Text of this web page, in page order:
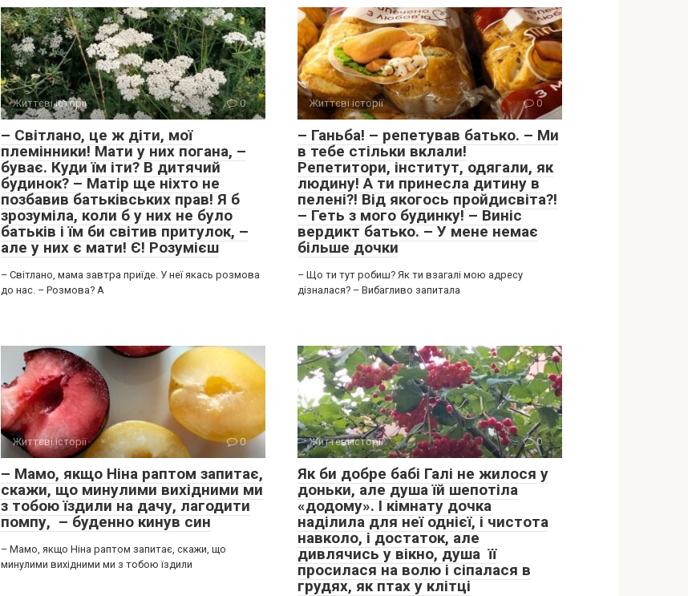
Життєві історії 0
– Світлано, це ж діти, мої
племінники! Мати у них погана, –
буває. Куди їм іти? В дитячий
будинок? – Матір ще ніхто не
позбавив батьківських прав! Я б
зрозуміла, коли б у них не було
батьків і їм би світив притулок, –
але у них є мати! Є! Розумієш
– Світлано, мама завтра приїде. У неї якась розмова
до нас. – Розмова? А
Життєві історії 0
– Ганьба! – репетував батько. – Ми
в тебе стільки вклали!
Репетитори, інститут, одягали, як
людину! А ти принесла дитину в
пелені?! Від якогось пройдисвіта?!
– Геть з мого будинку! – Виніс
вердикт батько. – У мене немає
більше дочки
– Що ти тут робиш? Як ти взагалі мою адресу
дізналася? – Вибагливо запитала
Життєві історії 0
– Мамо, якщо Ніна раптом запитає,
скажи, що минулими вихідними ми
з тобою їздили на дачу, лагодити
помпу, – буденно кинув син
– Мамо, якщо Ніна раптом запитає, скажи, що
минулими вихідними ми з тобою їздили
Життєві історії 0
Як би добре бабі Галі не жилося у
доньки, але душа їй шепотіла
«додому». І кімнату дочка
наділила для неї однієї, і чистота
навколо, і достаток, але
дивлячись у вікно, душа її
просилася на волю і сіпалася в
грудях, як птах у клітці